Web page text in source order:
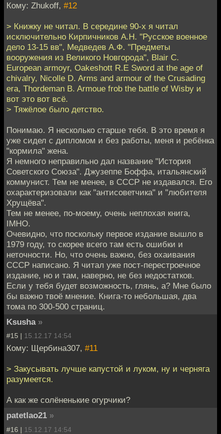
Кому: Zhukoff, #12
> Книжку не читал. В середине 90-х я читал
исключительно Кирпичников А.Н. "Русское военное
дело 13-15 вв", Медведев А.Ф. "Предметы
вооружения из Великого Новгорода", Blair C.
European armoyr, Oakeshott R.E Sword at the age of
chivalry, Nicolle D. Arms and armour of the Crusading
era, Thordeman B. Armoue frob the battle of Wisby и
вот это вот всё.
> Тяжёлое было детство.
Понимаю. Я несколько старше тебя. В это время я
уже сидел с дипломом и без работы, меня и ребёнка
"кормила" жена.
Я немного неправильно дал название "История
Советского Союза". Джузеппе Боффа, итальянский
коммунист. Тем не менее, в СССР не издавался. Его
охарактеризовали как "антисоветчика" и "любителя
Хрущёва".
Тем не менее, по-моему, очень неплохая книга,
IMHO.
Очевидно, что поскольку первое издание вышло в
1979 году, то скорее всего там есть ошибки и
неточности. Но, что очень важно, без охаивания
СССР написано. Я читал уже пост-перестроечное
издание, но и там, наверно, не без недостатков.
Если у тебя будет возможность, глянь, а? Мне было
бы важно твоё мнение. Книга-то небольшая, два
тома по 300-500 страниц.
Ksusha »
#15 | 15.12.17 14:54
Кому: Щербина307, #11
> Закусывать лучше капустой и луком, ну и черняга
разумеется.
А как же солёненькие огурчики?
patetlao21 »
#16 | 15.12.17 14:54